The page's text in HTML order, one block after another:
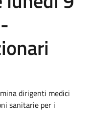
dirigenti medici
sanitarie per i